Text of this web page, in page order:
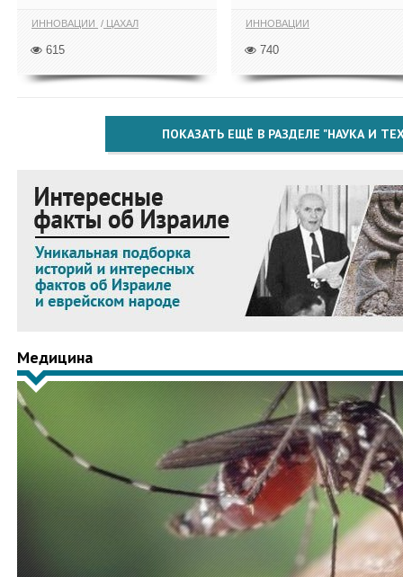
ИННОВАЦИИ ЦАХАЛ
615
ИННОВАЦИИ
740
ПОКАЗАТЬ ЕЩЁ В РАЗДЕЛЕ "НАУКА И
Медицина